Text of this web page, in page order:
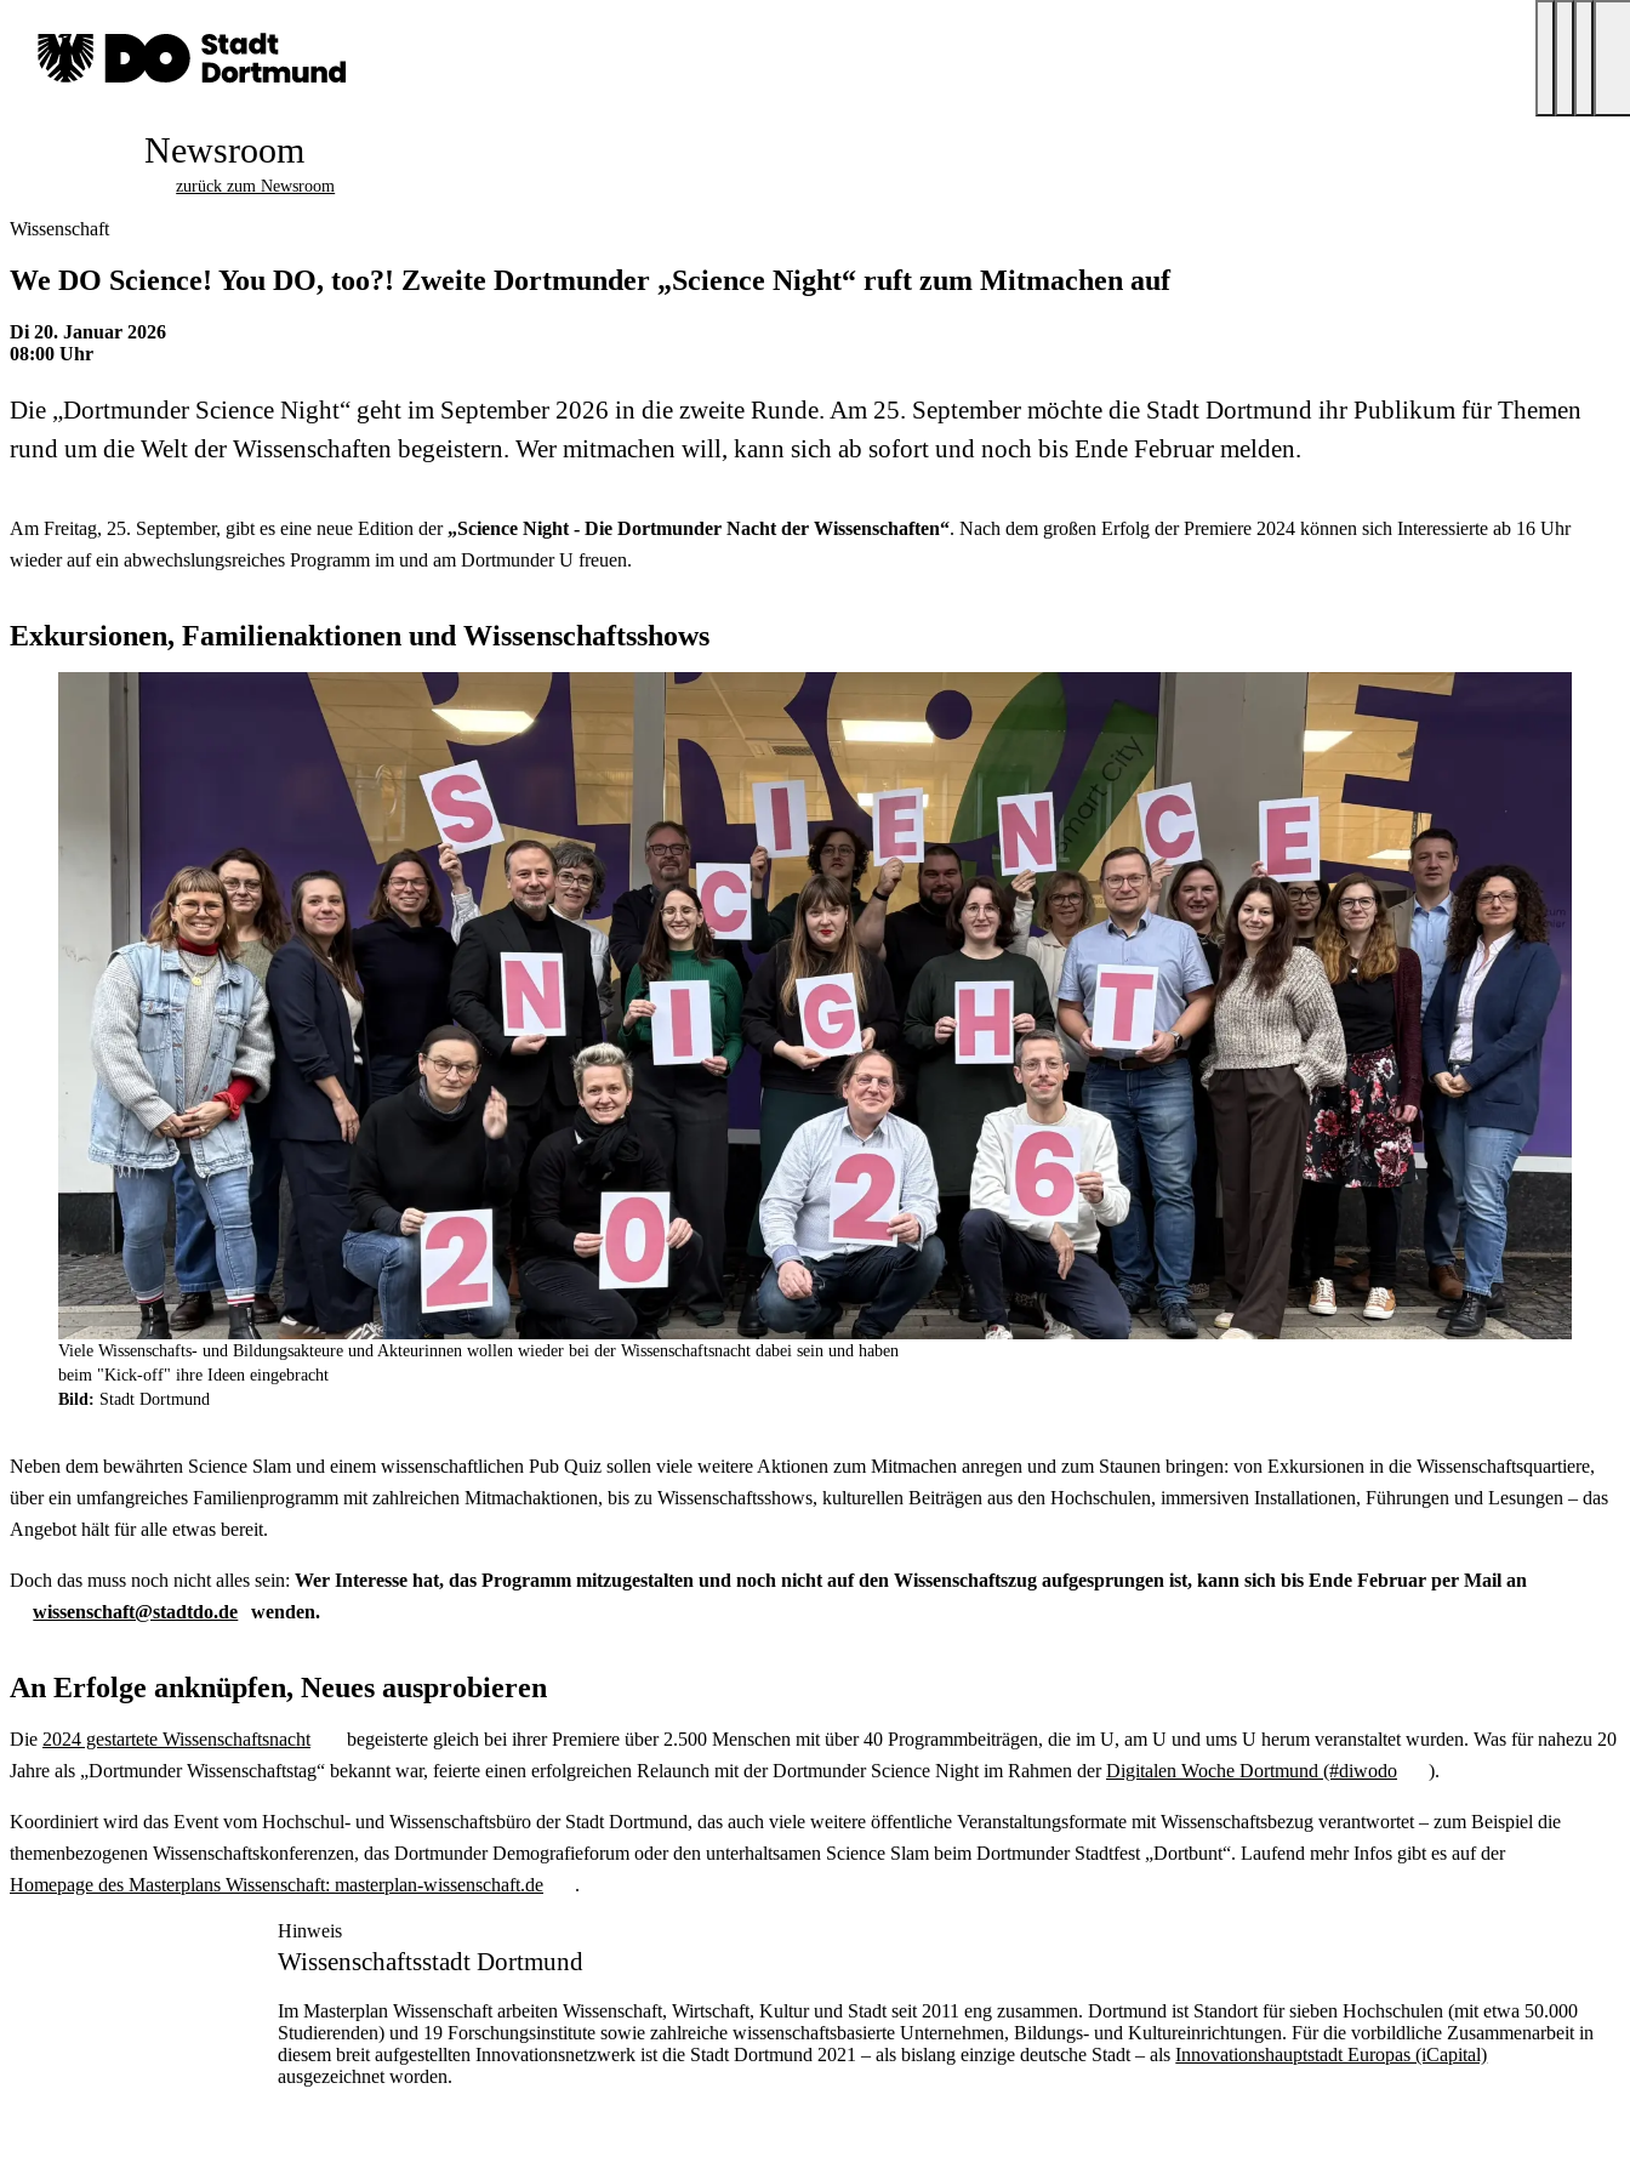
Newsroom
zurück zum Newsroom
Wissenschaft
We DO Science! You DO, too?! Zweite Dortmunder „Science Night“ ruft zum Mitmachen auf
Di 20. Januar 2026
08:00 Uhr
Die „Dortmunder Science Night“ geht im September 2026 in die zweite Runde. Am 25. September möchte die Stadt Dortmund ihr Publikum für Themen
rund um die Welt der Wissenschaften begeistern. Wer mitmachen will, kann sich ab sofort und noch bis Ende Februar melden.
Am Freitag, 25. September, gibt es eine neue Edition der „Science Night - Die Dortmunder Nacht der Wissenschaften“. Nach dem großen Erfolg der Premiere 2024 können sich Interessierte ab 16 Uhr
wieder auf ein abwechslungsreiches Programm im und am Dortmunder U freuen.
Exkursionen, Familienaktionen und Wissenschaftsshows
Viele Wissenschafts- und Bildungsakteure und Akteurinnen wollen wieder bei der Wissenschaftsnacht dabei sein und haben
beim "Kick-off" ihre Ideen eingebracht
Bild: Stadt Dortmund
Neben dem bewährten Science Slam und einem wissenschaftlichen Pub Quiz sollen viele weitere Aktionen zum Mitmachen anregen und zum Staunen bringen: von Exkursionen in die Wissenschaftsquartiere,
über ein umfangreiches Familienprogramm mit zahlreichen Mitmachaktionen, bis zu Wissenschaftsshows, kulturellen Beiträgen aus den Hochschulen, immersiven Installationen, Führungen und Lesungen – das
Angebot hält für alle etwas bereit.
Doch das muss noch nicht alles sein: Wer Interesse hat, das Programm mitzugestalten und noch nicht auf den Wissenschaftszug aufgesprungen ist, kann sich bis Ende Februar per Mail an
wissenschaft@stadtdo.de
wenden.
An Erfolge anknüpfen, Neues ausprobieren
Die 2024 gestartete Wissenschaftsnacht
begeisterte gleich bei ihrer Premiere über 2.500 Menschen mit über 40 Programmbeiträgen, die im U, am U und ums U herum veranstaltet wurden. Was für nahezu 20
Jahre als „Dortmunder Wissenschaftstag“ bekannt war, feierte einen erfolgreichen Relaunch mit der Dortmunder Science Night im Rahmen derDigitalen Woche Dortmund (#diwodo ).
Koordiniert wird das Event vom Hochschul- und Wissenschaftsbüro der Stadt Dortmund, das auch viele weitere öffentliche Veranstaltungsformate mit Wissenschaftsbezug verantwortet – zum Beispiel die
themenbezogenen Wissenschaftskonferenzen, das Dortmunder Demografieforum oder den unterhaltsamen Science Slam beim Dortmunder Stadtfest „Dortbunt“. Laufend mehr Infos gibt es auf der
Homepage des Masterplans Wissenschaft: masterplan-wissenschaft.de
.
Hinweis
Wissenschaftsstadt Dortmund
Im Masterplan Wissenschaft arbeiten Wissenschaft, Wirtschaft, Kultur und Stadt seit 2011 eng zusammen. Dortmund ist Standort für sieben Hochschulen (mit etwa 50.000
Studierenden) und 19 Forschungsinstitute sowie zahlreiche wissenschaftsbasierte Unternehmen, Bildungs- und Kultureinrichtungen. Für die vorbildliche Zusammenarbeit in
diesem breit aufgestellten Innovationsnetzwerk ist die Stadt Dortmund 2021 – als bislang einzige deutsche Stadt – alsInnovationshauptstadt Europas (iCapital)
ausgezeichnet worden.